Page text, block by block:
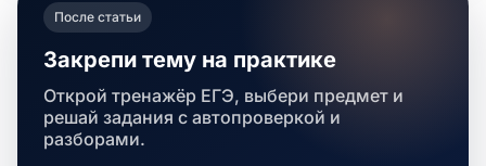
После статьи
Закрепи тему на практике
Открой тренажёр ЕГЭ, выбери предмет и
решай задания с автопроверкой и
разборами.